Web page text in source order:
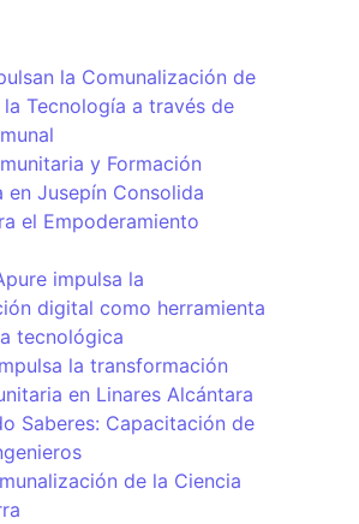
la Comunalización de
Tecnología a través de
y Formación
en Jusepín Consolida
el Empoderamiento
impulsa la
digital como herramienta
tecnológica
la transformación
en Linares Alcántara
Saberes: Capacitación de
de la Ciencia